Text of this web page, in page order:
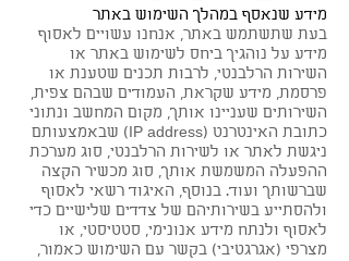
מידע שנאסף במהלך השימוש באתר
בעת שתשתמש באתר, אנחנו עשויים לאסוף
מידע על נוהגיך ביחס לשימוש באתר או
השירות הרלבנטי, לרבות תכנים שטענת או
פרסמת, מידע שקראת, העמודים שבהם צפית,
השירותים שעניינו אותך, מקום המחשב ונתוני
כתובת האינטרנט (IP address) שבאמצעותם
ניגשת לאתר או לשירות הרלבנטי, סוג מערכת
ההפעלה המשמשת אותך, סוג מכשיר הקצה
שברשותך ועוד. בנוסף, האיגוד רשאי לאסוף
ולהסתייע בשירותיהם של צדדים שלישיים כדי
לאסוף ולנתח מידע אנונימי, סטטיסטי, או
מצרפי (אגרגטיבי) בקשר עם השימוש כאמור,